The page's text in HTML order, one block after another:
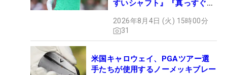
すいシャフト』『真っすぐ飛
セッティング
2026年8月4日 (火) 15時00分
31
米国キャロウェイ、PGAツアー選
手たちが使用するノーメッキブレー